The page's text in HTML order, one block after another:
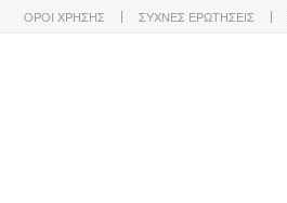
ΟΡΟΙ ΧΡΗΣΗΣ ΣΥΧΝΕΣ ΕΡΩΤΗΣΕΙΣ